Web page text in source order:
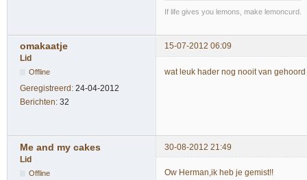
If life gives you lemons, make lemoncurd.
omakaatje
15-07-2012 06:09
Lid
Offline
Geregistreerd: 24-04-2012
Berichten: 32
wat leuk hader nog nooit van
Me and my cakes
30-08-2012 21:49
Lid
Offline
Ow Herman,ik heb je gemist!!